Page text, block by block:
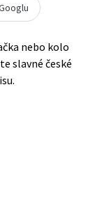
nebo kolo
slavné české